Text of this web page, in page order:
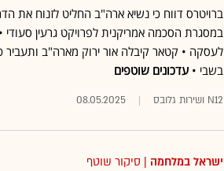
ברויטרס דווח כי נשיא ארה"ב החליט לזנוח את
בשבי • עדכונים שוטפים
N12 ושירות גלובס 08.05.2025
ישראל במלחמה | סיקור שוטף